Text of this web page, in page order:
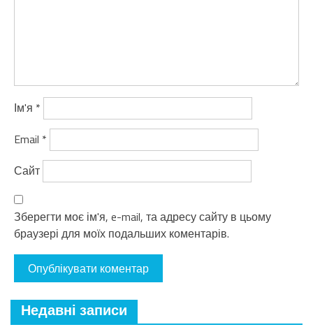
Ім'я *
Email *
Сайт
Зберегти моє ім'я, e-mail, та адресу сайту в цьому
браузері для моїх подальших коментарів.
Недавні записи